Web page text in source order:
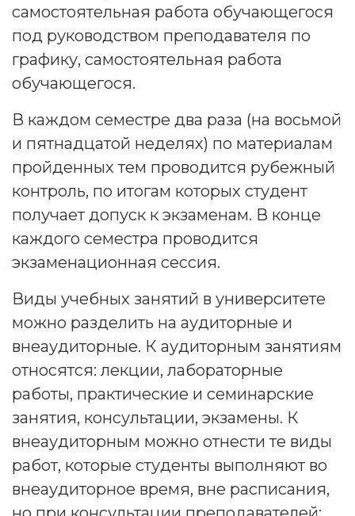
самостоятельная работа обучающегося
под руководством преподавателя по
графику, самостоятельная работа
обучающегося.
В каждом семестре два раза (на восьмой
и пятнадцатой неделях) по материалам
пройденных тем проводится рубежный
контроль, по итогам которых студент
получает допуск к экзаменам. В конце
каждого семестра проводится
экзаменационная сессия.
Виды учебных занятий в университете
можно разделить на аудиторные и
внеаудиторные. К аудиторным занятиям
относятся: лекции, лабораторные
работы, практические и семинарские
занятия, консультации, экзамены. К
внеаудиторным можно отнести те виды
работ, которые студенты выполняют во
внеаудиторное время, вне расписания,